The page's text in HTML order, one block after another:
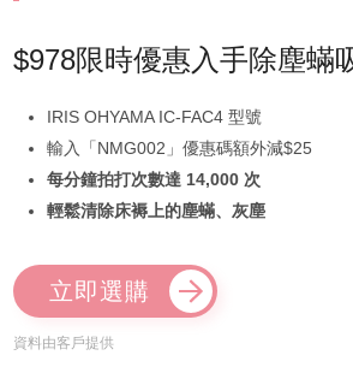
$978限時優惠入手除塵蟎
IRIS OHYAMA IC-FAC4 型號
輸入「NMG002」優惠碼額外減$25
每分鐘拍打次數達 14,000 次
輕鬆清除床褥上的塵蟎、灰塵
立即選購
資料由客戶提供